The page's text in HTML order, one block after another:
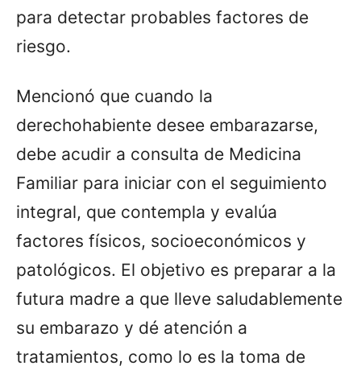
para detectar probables factores de
riesgo.
Mencionó que cuando la
derechohabiente desee embarazarse,
debe acudir a consulta de Medicina
Familiar para iniciar con el seguimiento
integral, que contempla y evalúa
factores físicos, socioeconómicos y
patológicos. El objetivo es preparar a la
futura madre a que lleve saludablemente
su embarazo y dé atención a
tratamientos, como lo es la toma de